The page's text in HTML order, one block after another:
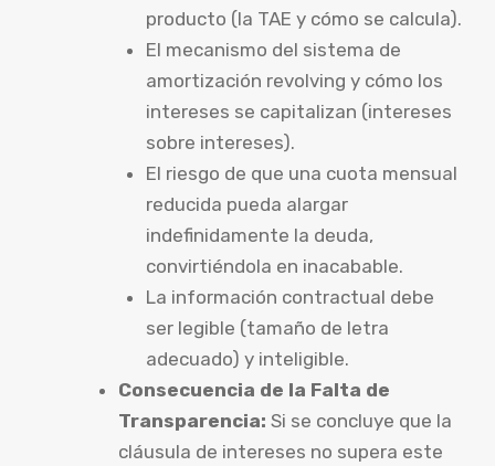
producto (la TAE y cómo se calcula).
El mecanismo del sistema de
amortización revolving y cómo los
intereses se capitalizan (intereses
sobre intereses).
El riesgo de que una cuota mensual
reducida pueda alargar
indefinidamente la deuda,
convirtiéndola en inacabable.
La información contractual debe
ser legible (tamaño de letra
adecuado) y inteligible.
Consecuencia de la Falta de
Transparencia: Si se concluye que la
cláusula de intereses no supera este